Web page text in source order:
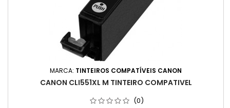
MARCA: TINTEIROS COMPATÍVEIS CANON
CANON CLI551XL M TINTEIRO COMPATIVEL
(0)